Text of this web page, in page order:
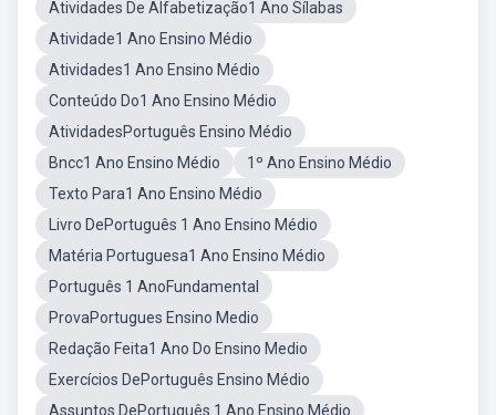
Atividades De Alfabetização1 Ano Sílabas
Atividade1 Ano Ensino Médio
Atividades1 Ano Ensino Médio
Conteúdo Do1 Ano Ensino Médio
AtividadesPortuguês Ensino Médio
Bncc1 Ano Ensino Médio
1º Ano Ensino Médio
Texto Para1 Ano Ensino Médio
Livro DePortuguês 1 Ano Ensino Médio
Matéria Portuguesa1 Ano Ensino Médio
Português 1 AnoFundamental
ProvaPortugues Ensino Medio
Redação Feita1 Ano Do Ensino Medio
Exercícios DePortuguês Ensino Médio
Assuntos DePortuguês 1 Ano Ensino Médio